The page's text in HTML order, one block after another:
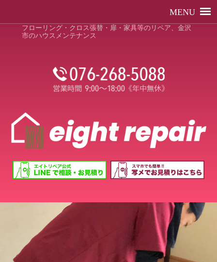
フローリング・クロス張替・扉・家具等のリペア、金沢
市のハウスメンテナンス